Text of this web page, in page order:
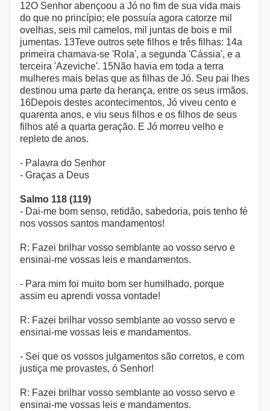
12O Senhor abençoou a Jó no fim de sua vida mais
do que no princípio; ele possuía agora catorze mil
ovelhas, seis mil camelos, mil juntas de bois e mil
jumentas. 13Teve outros sete filhos e três filhas: 14a
primeira chamava-se 'Rola', a segunda 'Cássia', e a
terceira 'Azeviche'. 15Não havia em toda a terra
mulheres mais belas que as filhas de Jó. Seu pai lhes
destinou uma parte da herança, entre os seus irmãos.
16Depois destes acontecimentos, Jó viveu cento e
quarenta anos, e viu seus filhos e os filhos de seus
filhos até a quarta geração. E Jó morreu velho e
repleto de anos.
- Palavra do Senhor
- Graças a Deus
Salmo 118 (119)
- Dai-me bom senso, retidão, sabedoria, pois tenho fé
nos vossos santos mandamentos!
R: Fazei brilhar vosso semblante ao vosso servo e
ensinai-me vossas leis e mandamentos.
- Para mim foi muito bom ser humilhado, porque
assim eu aprendi vossa vontade!
R: Fazei brilhar vosso semblante ao vosso servo e
ensinai-me vossas leis e mandamentos.
- Sei que os vossos julgamentos são corretos, e com
justiça me provastes, ó Senhor!
R: Fazei brilhar vosso semblante ao vosso servo e
ensinai-me vossas leis e mandamentos.